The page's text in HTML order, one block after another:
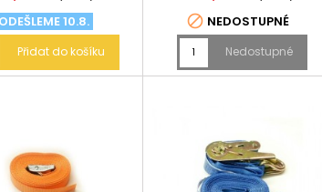
ODEŠLEME 10.8.
Přidat do košíku
 NEDOSTUPNÉ
Nedostupné